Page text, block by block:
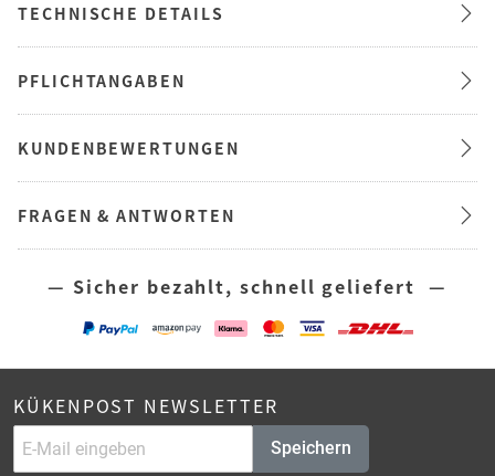
TECHNISCHE DETAILS
PFLICHTANGABEN
KUNDENBEWERTUNGEN
FRAGEN & ANTWORTEN
— Sicher bezahlt, schnell geliefert —
KÜKENPOST NEWSLETTER
Speichern